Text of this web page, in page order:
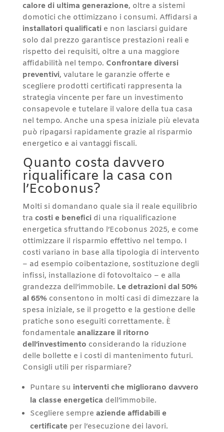
calore di ultima generazione, oltre a sistemi
domotici che ottimizzano i consumi. Affidarsi a
installatori qualificatie non lasciarsi guidare
solo dal prezzo garantisce prestazioni reali e
rispetto dei requisiti, oltre a una maggiore
affidabilità nel tempo. Confrontare diversi
preventivi, valutare le garanzie offerte e
scegliere prodotti certificati rappresenta la
strategia vincente per fare un investimento
consapevole e tutelare il valore della tua casa
nel tempo. Anche una spesa iniziale più elevata
può ripagarsi rapidamente grazie al risparmio
energetico e ai vantaggi fiscali.
Quanto costa davvero
riqualificare la casa con
l’Ecobonus?
Molti si domandano quale sia il reale equilibrio
tra costi e beneficidi una riqualificazione
energetica sfruttando l’Ecobonus 2025, e come
ottimizzare il risparmio effettivo nel tempo. I
costi variano in base alla tipologia di intervento
– ad esempio coibentazione, sostituzione degli
infissi, installazione di fotovoltaico – e alla
grandezza dell’immobile. Le detrazioni dal 50%
al 65% consentono in molti casi di dimezzare la
spesa iniziale, se il progetto e la gestione delle
pratiche sono eseguiti correttamente. È
fondamentale analizzare il ritorno
dell’investimento considerando la riduzione
delle bollette e i costi di mantenimento futuri.
Consigli utili per risparmiare?
Puntare su interventi che migliorano davvero
la classe energetica dell’immobile.
Scegliere sempre aziende affidabili e
certificateper l’esecuzione dei lavori.